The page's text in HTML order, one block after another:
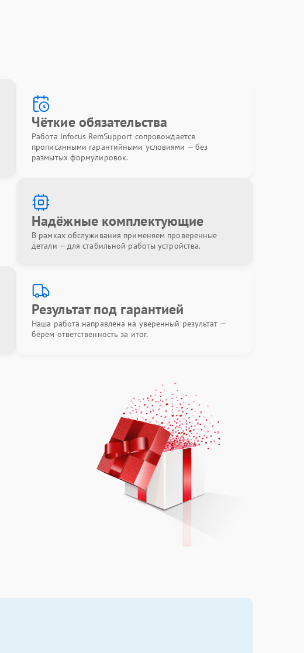
Чёткие обязательства
Работа Infocus RemSupport сопровождается
прописанными гарантийными условиями — без
размытых формулировок.
Надёжные комплектующие
В рамках обслуживания применяем проверенные
детали — для стабильной работы устройства.
Результат под гарантией
Наша работа направлена на уверенный результат —
берём ответственность за итог.